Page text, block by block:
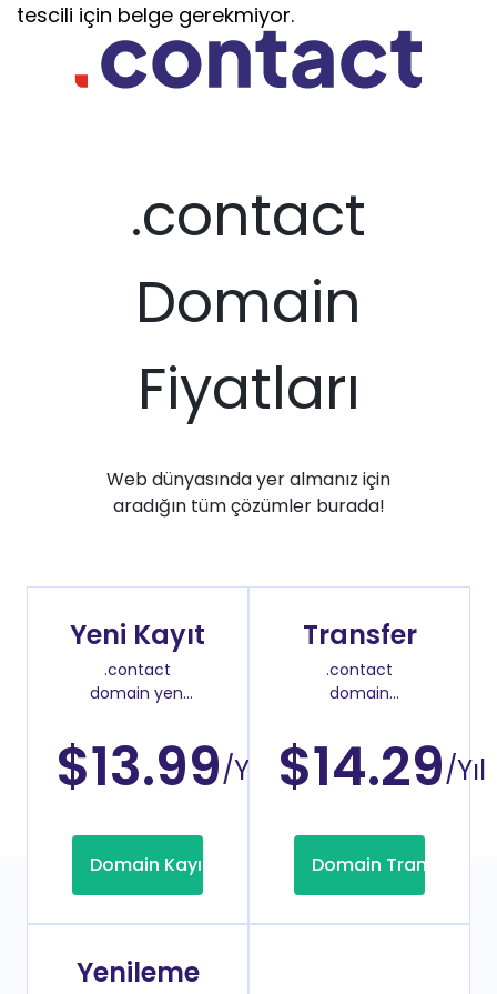
tescili için belge gerekmiyor.
.contact
Domain
Fiyatları
Web dünyasında yer almanız için
aradığın tüm çözümler burada!
Yeni Kayıt
.contact
domain yeni
$13.99/Yıl
Domain Kayıt
Transfer
.contact
domain
$14.29/Yıl
Domain Transfer
Yenileme